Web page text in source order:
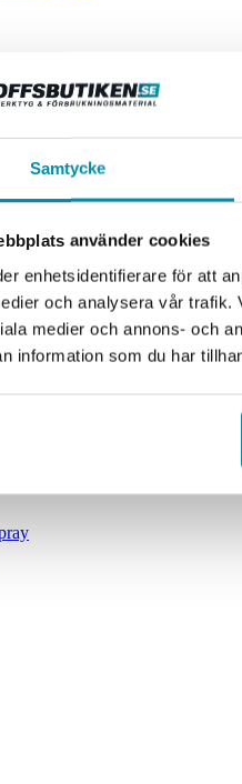
Samtycke
använder cookies
enhetsidentifierare för att
och analysera vår trafik.
medier och annons- och
information som du har